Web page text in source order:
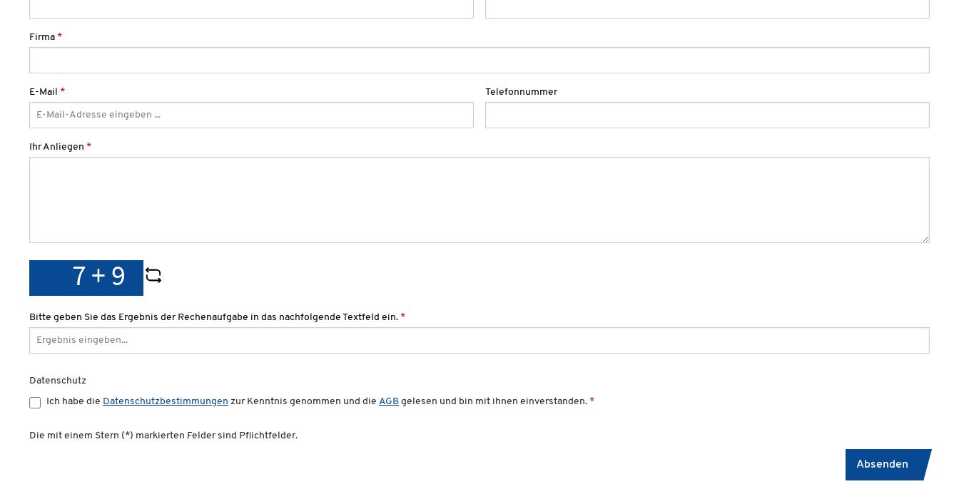
Firma *
E-Mail * Telefonnummer
Ihr Anliegen *
Bitte geben Sie das Ergebnis der Rechenaufgabe in das nachfolgende Textfeld ein. *
Datenschutz
Ich habe die Datenschutzbestimmungen zur Kenntnis genommen und die AGB gelesen und bin mit ihnen einverstanden. *
Die mit einem Stern (*) markierten Felder sind Pflichtfelder.
Absenden